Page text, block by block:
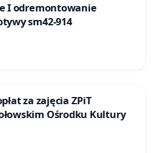
I odremontowanie
sm42-914
za zajęcia ZPiT
Ośrodku Kultury